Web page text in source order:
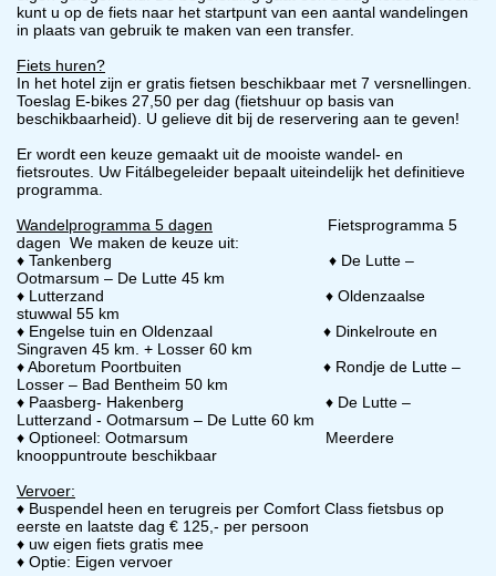
kunt u op de fiets naar het startpunt van een aantal wandelingen
in plaats van gebruik te maken van een transfer.
Fiets huren?
In het hotel zijn er gratis fietsen beschikbaar met 7 versnellingen.
Toeslag E-bikes 27,50 per dag (fietshuur op basis van
beschikbaarheid). U gelieve dit bij de reservering aan te geven!
Er wordt een keuze gemaakt uit de mooiste wandel- en
fietsroutes. Uw Fitálbegeleider bepaalt uiteindelijk het definitieve
programma.
Wandelprogramma 5 dagen Fietsprogramma 5
dagen We maken de keuze uit:
♦ Tankenberg ♦ De Lutte –
Ootmarsum – De Lutte 45 km
♦ Lutterzand ♦ Oldenzaalse
stuwwal 55 km
♦ Engelse tuin en Oldenzaal ♦ Dinkelroute en
Singraven 45 km. + Losser 60 km
♦ Aboretum Poortbuiten ♦ Rondje de Lutte –
Losser – Bad Bentheim 50 km
♦ Paasberg- Hakenberg ♦ De Lutte –
Lutterzand - Ootmarsum – De Lutte 60 km
♦ Optioneel: Ootmarsum Meerdere
knooppuntroute beschikbaar
Vervoer:
♦ Buspendel heen en terugreis per Comfort Class fietsbus op
eerste en laatste dag € 125,- per persoon
♦ uw eigen fiets gratis mee
♦ Optie: Eigen vervoer